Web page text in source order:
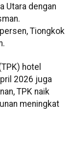
Utara dengan
Tiongkok
hotel
2026 juga
TPK naik
meningkat